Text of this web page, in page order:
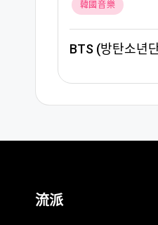
in
流派